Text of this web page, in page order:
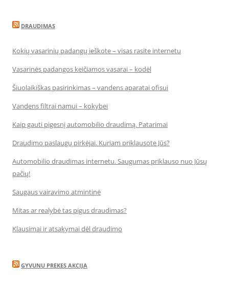
DRAUDIMAS
Kokių vasarinių padangų ieškote – visas rasite internetu
Vasarinės padangos keičiamos vasarai – kodėl
Šiuolaikiškas pasirinkimas – vandens aparatai ofisui
Vandens filtrai namui – kokybei
Kaip gauti pigesnį automobilio draudimą. Patarimai
Draudimo paslaugų pirkėjai. Kuriam priklausote Jūs?
Automobilio draudimas internetu. Saugumas priklauso nuo Jūsų
pačių!
Saugaus vairavimo atmintinė
Mitas ar realybė tas pigus draudimas?
Klausimai ir atsakymai dėl draudimo
GYVUNU PREKES AKCIJA